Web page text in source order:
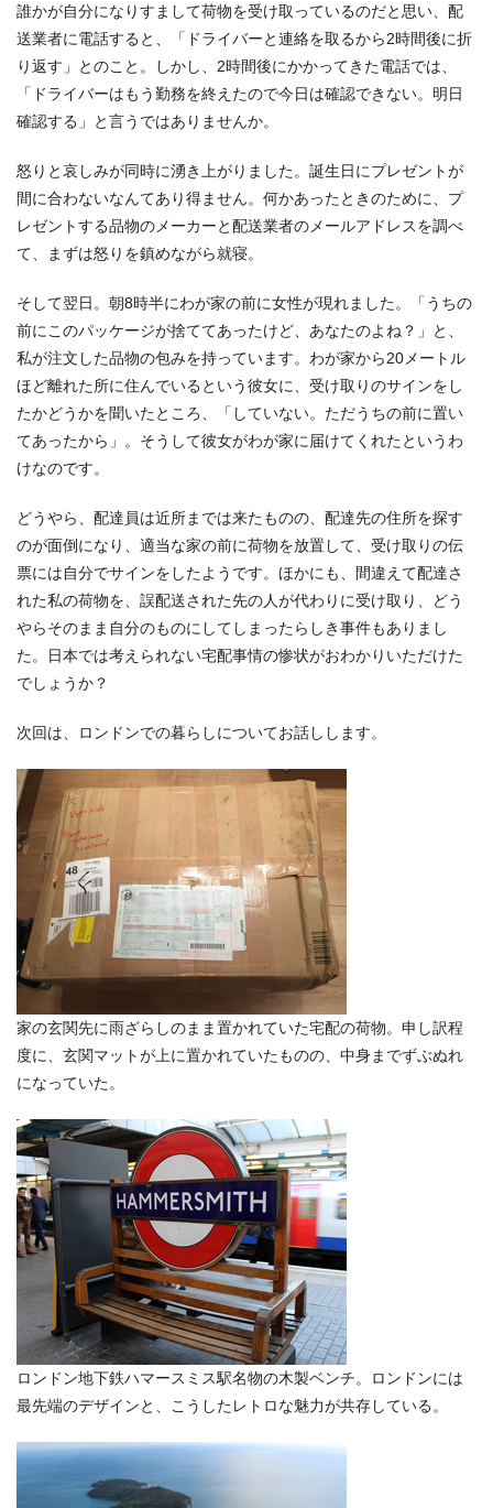
誰かが自分になりすまして荷物を受け取っているのだと思い、配
送業者に電話すると、「ドライバーと連絡を取るから2時間後に折
り返す」とのこと。しかし、2時間後にかかってきた電話では、
「ドライバーはもう勤務を終えたので今日は確認できない。明日
確認する」と言うではありませんか。
怒りと哀しみが同時に湧き上がりました。誕生日にプレゼントが
間に合わないなんてあり得ません。何かあったときのために、プ
レゼントする品物のメーカーと配送業者のメールアドレスを調べ
て、まずは怒りを鎮めながら就寝。
そして翌日。朝8時半にわが家の前に女性が現れました。「うちの
前にこのパッケージが捨ててあったけど、あなたのよね？」と、
私が注文した品物の包みを持っています。わが家から20メートル
ほど離れた所に住んでいるという彼女に、受け取りのサインをし
たかどうかを聞いたところ、「していない。ただうちの前に置い
てあったから」。そうして彼女がわが家に届けてくれたというわ
けなのです。
どうやら、配達員は近所までは来たものの、配達先の住所を探す
のが面倒になり、適当な家の前に荷物を放置して、受け取りの伝
票には自分でサインをしたようです。ほかにも、間違えて配達さ
れた私の荷物を、誤配送された先の人が代わりに受け取り、どう
やらそのまま自分のものにしてしまったらしき事件もありまし
た。日本では考えられない宅配事情の惨状がおわかりいただけた
でしょうか？
次回は、ロンドンでの暮らしについてお話しします。
家の玄関先に雨ざらしのまま置かれていた宅配の荷物。申し訳程
度に、玄関マットが上に置かれていたものの、中身までずぶぬれ
になっていた。
ロンドン地下鉄ハマースミス駅名物の木製ベンチ。ロンドンには
最先端のデザインと、こうしたレトロな魅力が共存している。